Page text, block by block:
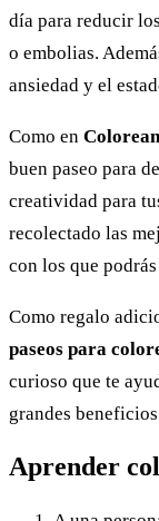
día para reducir
o embolias.
ansiedad y el
Como en
buen paseo para
creatividad para
recolectado las
con los que
Como regalo
paseos para
curioso que te
grandes
Aprender